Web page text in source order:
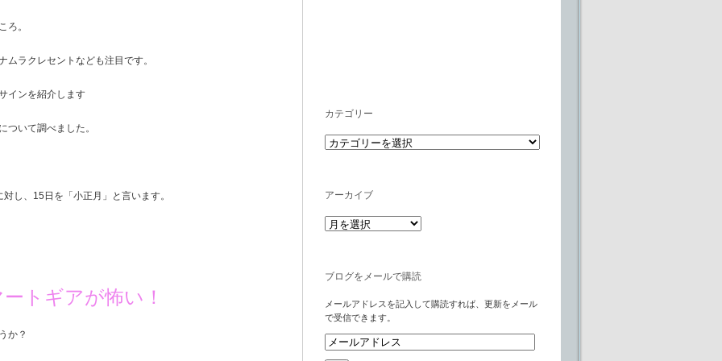
ろ。
ラクレセントなども注目です。
インを紹介します
ついて調べました。
し、15日を「小正月」と言います。
トギアが怖い！
か？
カテゴリー
アーカイブ
ブログをメールで購読
メールアドレスを記入して購読すれば、更新をメール
で受信できます。